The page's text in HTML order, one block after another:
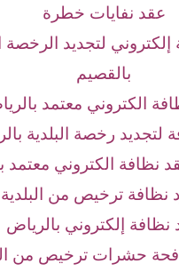
عقد نفايات خطرة
لتجديد الرخصة
بالقصيم
الكتروني معتمد
لتجديد رخصة البلدية
نظافة الكتروني معتمد
نظافة ترخيص من البلدية
نظافة إلكتروني بالرياض
حشرات ترخيص من